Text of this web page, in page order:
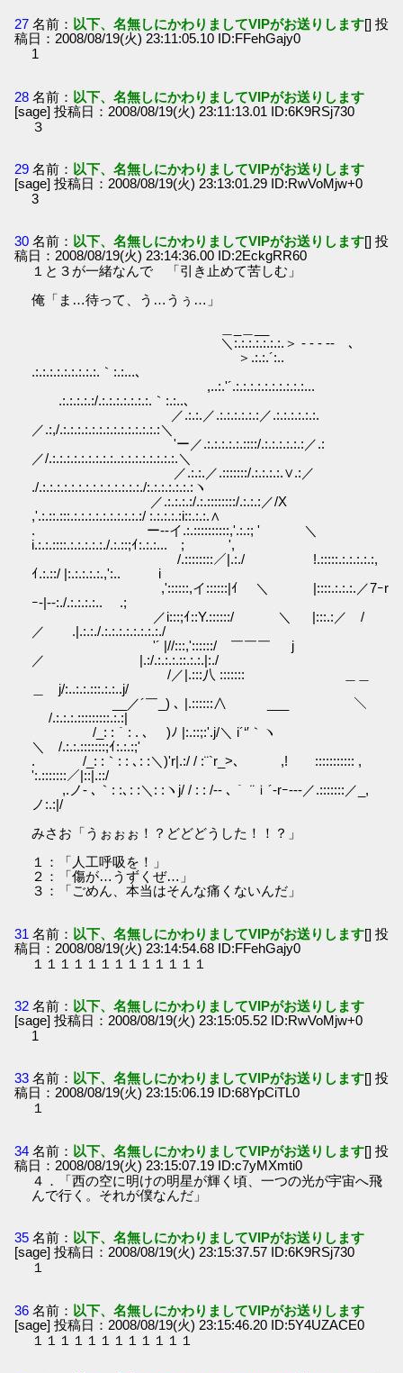
27 名前： 以下、名無しにかわりましてVIPがお送りします[] 投
稿日：2008/08/19(火) 23:11:05.10 ID:FFehGajy0
1
28 名前： 以下、名無しにかわりましてVIPがお送りします
[sage] 投稿日：2008/08/19(火) 23:11:13.01 ID:6K9RSj730
３
29 名前： 以下、名無しにかわりましてVIPがお送りします
[sage] 投稿日：2008/08/19(火) 23:13:01.29 ID:RwVoMjw+0
3
30 名前： 以下、名無しにかわりましてVIPがお送りします[] 投
稿日：2008/08/19(火) 23:14:36.00 ID:2EckgRR60
１と３が一緒なんで 「引き止めて苦しむ」
俺「ま…待って、う…うぅ…」
＼:.:.:.:.:.:.:.＞ - ‐ ‐ ‐- ､
＞.:.:.´:..
.:.:.:.:.:.:.:.:.:.｀:.:...､
,..:.'´.:.:.:.:.:.:.:.:.:.:...
.:.:.:.:.:/.:.:.:.:.:.:.:.｀:.:..､
／.:.:.／.:.:.:.:.:.:／.:.:.:.:.:.:.
／.:,/.:.:.:.:.:.:.:.:.:.:.:.:.:.:＼
'ー／.:.:.:.:.:.::::/.:.:.:.:.:.:／.:
／/.:.:.:.:.:.:.:.:.:..:.:.:.:.:.:.:.:.＼
／.:.:.／.:::::::/.:.:.:.:.∨.:／
./.:.:.:.:.:.:.:.:.:.:.:.:.:.:./:.:.:.:.:.:.:ヽ
／.:.:.:.:/.:.::::::::/.:.:.:／/X
,'.:.::.:::.:.:.:.:.:.:.:.:.:.:/ :.:.:.:.:i::.:.:.∧
. ー--イ.:.::::::::::,'.:.:; ' ＼
i.:.:.::::.:.:.:.:.:./.:.::;ｲ:.:.:... ; ',
/.::::::::／|.:./ !.:::::.:.:.:.:.:,
ｲ.:.::/ |:.:.:.:.:.,':.. i
,'::::::,イ::::::|ｲ ＼ |::::.:.:.:.／7ｰr
ｰ-|--:./.:.:.:.:.. .;
／i:::;ｲ::Y.::::::/ ＼ |:::.:／ /
／ .|.:.:./.:.:.:.:.:.:.:.:./
'´ |//:::,'::::::/ ￣￣￣ j
／ |.:/.:.:.:.::.:.:.|:./
/／|.:::八 ::::::: ＿＿
＿ j/:..:.:.:::.:.:..j/
__／´￣_) ､ |.::::::∧ ___ ＼
/.:.:.:.:::::::::.:.:|
/_: :｀: . ､ )ﾉ |:.::;:'.j/＼ i´‘′｀ヽ
＼ /.:.:.:::::::;ｲ:.:.:;'
. /_: :｀: : ､: :＼)'r|.:/ / :¨`r_>､ ,! ::::::::::: ,
':.:::::::／|::|.::/
,.ノ‐ ､｀: :､: :＼: :ヽj/ / : : /‐- ､｀ ¨ｉ´‐rｰ--‐／.:::::::／_,
ノ:.:|/
みさお「うぉぉぉ！？どどどうした！！？」
１：「人工呼吸を！」
２：「傷が…うずくぜ…」
３：「ごめん、本当はそんな痛くないんだ」
31 名前： 以下、名無しにかわりましてVIPがお送りします[] 投
稿日：2008/08/19(火) 23:14:54.68 ID:FFehGajy0
１１１１１１１１１１１１１
32 名前： 以下、名無しにかわりましてVIPがお送りします
[sage] 投稿日：2008/08/19(火) 23:15:05.52 ID:RwVoMjw+0
1
33 名前： 以下、名無しにかわりましてVIPがお送りします[] 投
稿日：2008/08/19(火) 23:15:06.19 ID:68YpCiTL0
１
34 名前： 以下、名無しにかわりましてVIPがお送りします[] 投
稿日：2008/08/19(火) 23:15:07.19 ID:c7yMXmti0
４．「西の空に明けの明星が輝く頃、一つの光が宇宙へ飛
んで行く。それが僕なんだ」
35 名前： 以下、名無しにかわりましてVIPがお送りします
[sage] 投稿日：2008/08/19(火) 23:15:37.57 ID:6K9RSj730
１
36 名前： 以下、名無しにかわりましてVIPがお送りします
[sage] 投稿日：2008/08/19(火) 23:15:46.20 ID:5Y4UZACE0
１１１１１１１１１１１１